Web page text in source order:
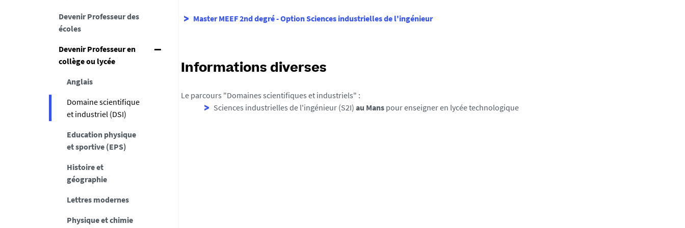
Devenir Professeur des
écoles
Devenir Professeur en
collège ou lycée
Anglais
Domaine scientifique
et industriel (DSI)
Education physique
et sportive (EPS)
Histoire et
géographie
Lettres modernes
Physique et chimie
Master MEEF 2nd degré - Option Sciences industrielles de l'ingénieur
Informations diverses
Le parcours "Domaines scientifiques et industriels" :
Sciences industrielles de l'ingénieur (S2I) au Mans pour enseigner en lycée technologique